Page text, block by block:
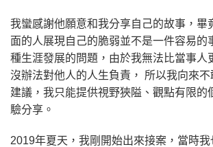
我蠻感謝他願意和我分享自己的故事，畢
面的人展現自己的脆弱並不是一件容易的
種生涯發展的問題，由於我無法比當事人
沒辦法對他人的人生負責， 所以我向來
建議，我只能提供視野狹隘、觀點有限的
驗分享。
2019年夏天，我剛開始出來接案，當時